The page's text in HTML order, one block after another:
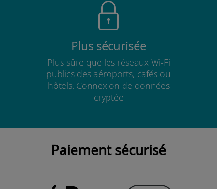
Plus sécurisée
Plus sûre que les réseaux Wi-Fi
publics des aéroports, cafés ou
hôtels. Connexion de données
cryptée
Paiement sécurisé